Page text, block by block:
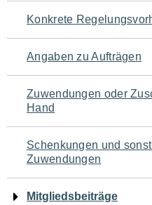
Seiteninhalt
Konkrete
Angaben zu Aufträgen
Zuwendungen oder
Hand
Schenkungen und
Zuwendungen
Mitgliedsbeiträge